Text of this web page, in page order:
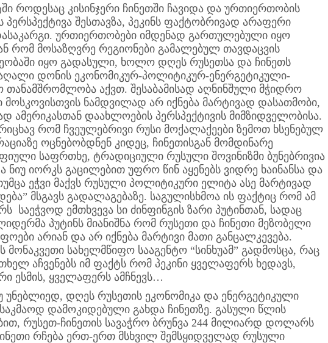
როდესაც კისინჯერი ჩინეთში ჩავიდა და ურთიერთობის
პერსპექტივა შესთავზა, პეკინს ფაქტობრივად არაფერი
ურთიერთობები იმდენად გართულებული იყო
რომ მოსაზღვრე რეგიონები გამალებულ თავდაცვის
იყო გადასული, ხოლო დღეს რუსეთსა და ჩინეთს
დონის ეკონომიკურ-პოლიტიკურ-ენერგეტიკული-
თანამშრომლობა აქვთ. შესაბამისად აღნინშული მჭიდრო
მოსკოვისთვის ნამდვილად არ იქნება მარტივად დასათმობი,
ამერიკასთან დაახლოების პერსპექტივის მიმზიდველობისა.
რომ ჩვეულებრივი რუსი მოქალაქეები ზემოთ ხსენებულ
ოცნებობდნენ კიდეც, ჩინეთისგან მომდინარე
საფრთხე, ტრადიციული რუსული შოვინიზმი ბუნებრივია
ნიუ იორკს გაცილებით უფრო წინ აყენებს ვიდრე ხაინანსა და
ეჭვი მაქვს რუსული პოლიტიკური ელიტა ასე მარტივად
მსგავს გადალაგებაზე. საგულისხმოა ის ფაქტიც რომ ამ
საეჭვოდ ემთხვევა სი ძინფინგის ზარი პუტინთან, სადაც
პუტინს მიანიშნა რომ რუსეთი და ჩინეთი მეზობელი
არიან და არ იქნება მარტივი მათი განცალკევება.
მონაკვეთი სახელმწიფო სააგენტო “სინხუამ” გადმოსცა, რაც
აჩვენებს იმ ფაქტს რომ პეკინი ყველაფერს ხედავს,
ესმის, ყველაფერს ამჩნევს…
უნებლიედ, დღეს რუსეთის ეკონომიკა და ენერგეტიკული
დამოკიდებული გახდა ჩინეთზე. გასული წლის
რუსეთ-ჩინეთის სავაჭრო ბრუნვა 244 მილიარდ დოლარს
რჩება ერთ-ერთ მსხვილ შემსყიდველად რუსული